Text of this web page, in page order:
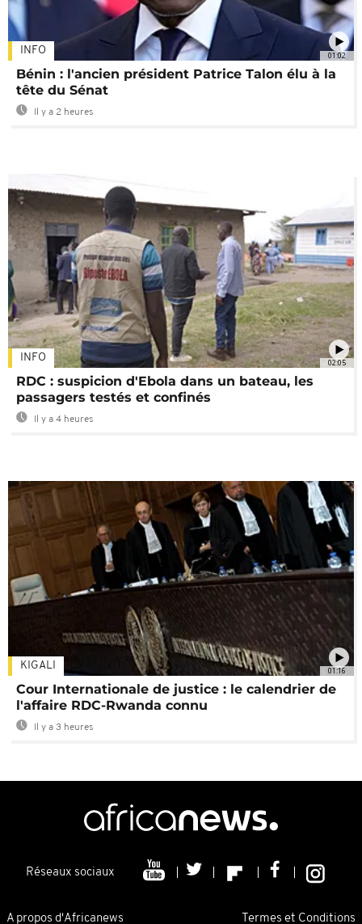
01:02
INFO
Bénin : l'ancien président Patrice Talon élu à la
tête du Sénat
Il y a 2 heures
02:05
INFO
RDC : suspicion d'Ebola dans un bateau, les
passagers testés et confinés
Il y a 4 heures
01:16
KIGALI
Cour Internationale de justice : le calendrier de
l'affaire RDC-Rwanda connu
Il y a 3 heures
Réseaux sociaux
A propos d'Africanews Termes et Conditions